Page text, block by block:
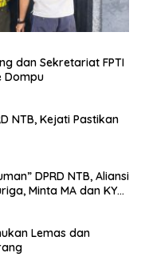
dan Sekretariat FPTI
Dompu
NTB, Kejati Pastikan
DPRD NTB, Aliansi
Minta MA dan KY
Lemas dan